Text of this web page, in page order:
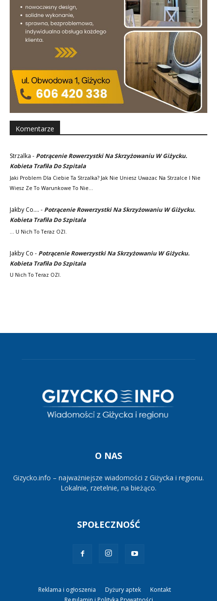
Komentarze
Strzalka - Potrącenie Rowerzystki Na Skrzyżowaniu W Giżycku.
Kobieta Trafiła Do Szpitala
Jaki Problem Dla Ciebie Ta Strzalka? Jak Nie Uniesz Uwazac Na Strzalce I Nie
Wiesz Ze To Warunkowe To Nie…
Jakby Co.... - Potrącenie Rowerzystki Na Skrzyżowaniu W Giżycku.
Kobieta Trafiła Do Szpitala
... U Nich To Teraz OZI.
Jakby Co - Potrącenie Rowerzystki Na Skrzyżowaniu W Giżycku.
Kobieta Trafiła Do Szpitala
U Nich To Teraz OZI.
O NAS
Gizycko.info – najważniejsze wiadomości z Giżycka i regionu.
Lokalnie, rzetelnie, na bieżąco.
SPOŁECZNOŚĆ
Reklama i ogłoszenia Dyżury aptek
Kontakt